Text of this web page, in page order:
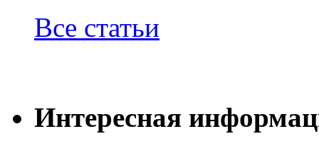
Все статьи
Интересная